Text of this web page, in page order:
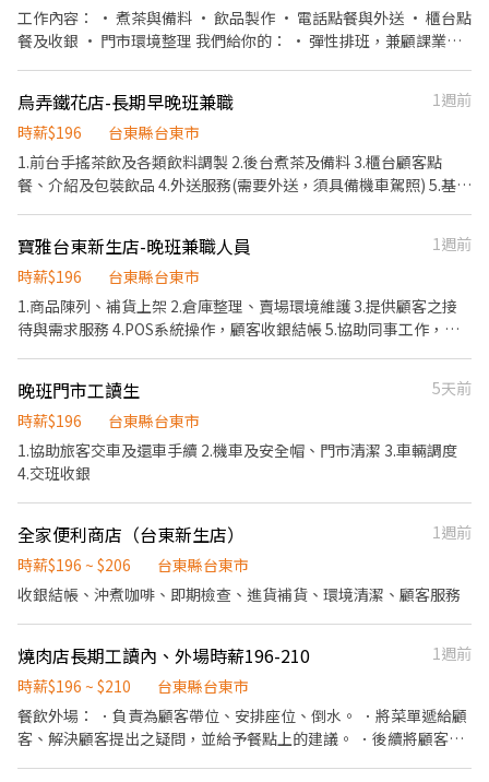
工作內容： • 煮茶與備料 • 飲品製作 • 電話點餐與外送 • 櫃台點
餐及收銀 • 門市環境整理 我們給你的： • 彈性排班，兼顧課業生
烏弄鐵花店-長期早晚班兼職
1週前
時薪$196
台東縣台東市
1.前台手搖茶飲及各類飲料調製 2.後台煮茶及備料 3.櫃台顧客點
餐、介紹及包裝飲品 4.外送服務(需要外送，須具備機車駕照) 5.基本
寶雅台東新生店-晚班兼職人員
1週前
時薪$196
台東縣台東市
1.商品陳列、補貨上架 2.倉庫整理、賣場環境維護 3.提供顧客之接
待與需求服務 4.POS系統操作，顧客收銀結帳 5.協助同事工作，完
晚班門市工讀生
5天前
時薪$196
台東縣台東市
1.協助旅客交車及還車手續 2.機車及安全帽、門市清潔 3.車輛調度
4.交班收銀
全家便利商店（台東新生店）
1週前
時薪$196 ~ $206
台東縣台東市
收銀結帳、沖煮咖啡、即期檢查、進貨補貨、環境清潔、顧客服務
燒肉店長期工讀內、外場時薪196-210
1週前
時薪$196 ~ $210
台東縣台東市
餐飲外場： ．負責為顧客帶位、安排座位、倒水。 ．將菜單遞給顧
客、解決顧客提出之疑問，並給予餐點上的建議。 ．後續將顧客點